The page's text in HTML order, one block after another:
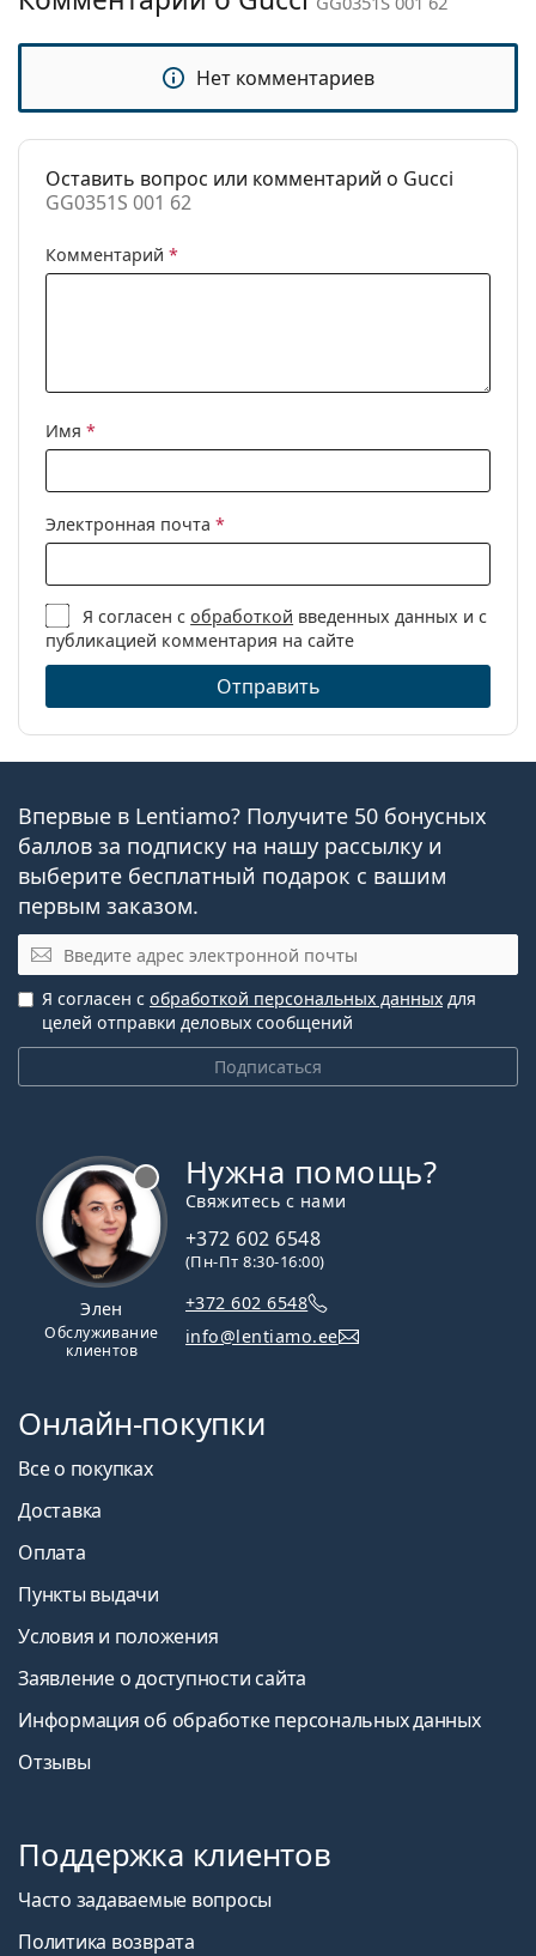
Категория:
Солнцезащитные очки
Бренд:
Gucci
Использование:
Мода
Нет комментариев
Оставить вопрос или комментарий о Gucci
GG0351S 001 62
Комментарий *
Имя *
Электронная почта *
Я согласен собработкой введенных данных и с
публикацией комментария на сайте
Отправить
Впервые в Lentiamo? Получите 50 бонусных
баллов за подписку на нашу рассылку и
выберите бесплатный подарок с вашим
первым заказом.
Электронная почта
Подписаться
Я согласен с обработкой персональных данных для
целей отправки деловых сообщений
Элен
Обслуживание
клиентов
Нужна помощь?
Свяжитесь с нами
+372 602 6548
(Пн-Пт 8:30-16:00)
+372 602 6548
info@lentiamo.ee
Онлайн-покупки
Все о покупках
Доставка
Оплата
Пункты выдачи
Условия и положения
Заявление о доступности сайта
Информация об обработке персональных данных
Отзывы
Поддержка клиентов
Часто задаваемые вопросы
Политика возврата